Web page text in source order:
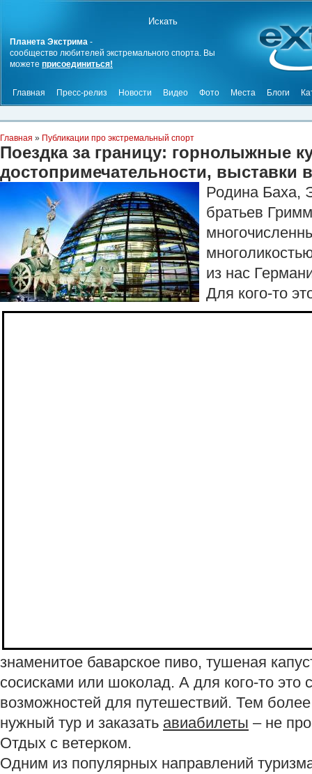
Планета Экстрима -
сообщество любителей экстремального спорта. Вы
можете присоединиться!
Главная Пресс-релиз Новости Видео Фото Места Блоги
Главная » Публикации про экстремальный спорт
Поездка за границу: горнолыжные
достопримечательности, выставки
Родина Баха,
братьев
из нас
Для кого-то
знаменитое баварское пиво, тушеная
сосисками или шоколад. А для кого-то это
возможностей для путешествий. Тем
нужный тур и заказать авиабилеты – не
Отдых с ветерком.
Одним из популярных направлений